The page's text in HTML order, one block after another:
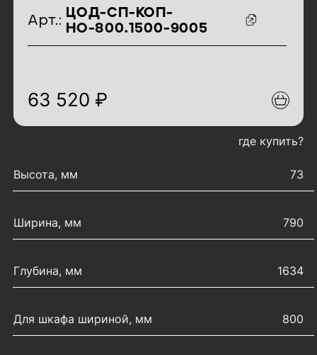
идентификаторы товара
Арт.:
ЦОД-СП-КОП-
НО-800.1500-9005
63 520 ₽
где купить?
Высота, мм
73
Ширина, мм 790
Глубина, мм 1634
Для шкафа шириной, мм 800